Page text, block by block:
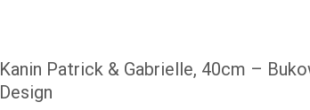
Kanin Patrick & Gabrielle, 40cm –
Design